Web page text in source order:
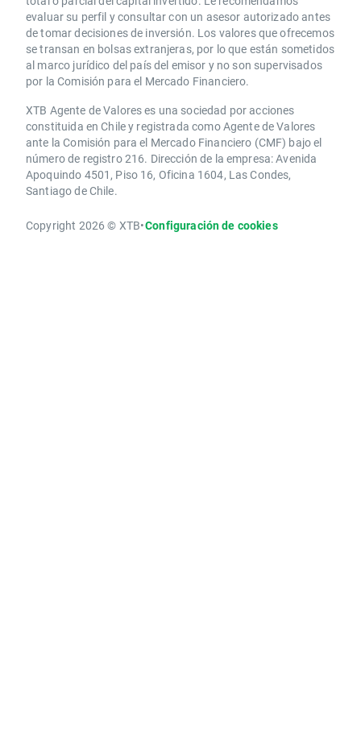
evaluar su perfil y consultar con un asesor autorizado antes
de tomar decisiones de inversión. Los valores que ofrecemos
se transan en bolsas extranjeras, por lo que están sometidos
al marco jurídico del país del emisor y no son supervisados
por la Comisión para el Mercado Financiero.
XTB Agente de Valores es una sociedad por acciones
constituida en Chile y registrada como Agente de Valores
ante la Comisión para el Mercado Financiero (CMF) bajo el
número de registro 216. Dirección de la empresa: Avenida
Apoquindo 4501, Piso 16, Oficina 1604, Las Condes,
Santiago de Chile.
Copyright 2026 © XTB•Configuración de cookies